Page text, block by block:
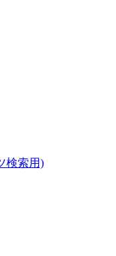
検索用)